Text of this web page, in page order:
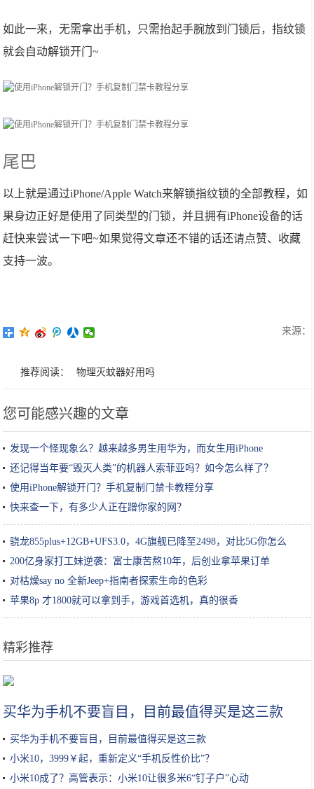
如此一来，无需拿出手机，只需抬起手腕放到门锁后，指纹锁
就会自动解锁开门~
尾巴
以上就是通过iPhone/Apple Watch来解锁指纹锁的全部教程，如
果身边正好是使用了同类型的门锁，并且拥有iPhone设备的话
赶快来尝试一下吧~如果觉得文章还不错的话还请点赞、收藏
支持一波。
来源：
推荐阅读： 物理灭蚊器好用吗
您可能感兴趣的文章
发现一个怪现象么？越来越多男生用华为，而女生用iPhone
还记得当年要“毁灭人类”的机器人索菲亚吗？如今怎么样了？
使用iPhone解锁开门？手机复制门禁卡教程分享
快来查一下，有多少人正在蹭你家的网？
骁龙855plus+12GB+UFS3.0，4G旗舰已降至2498，对比5G你怎么
选？
200亿身家打工妹逆袭：富士康苦熬10年，后创业拿苹果订单
对枯燥say no 全新Jeep+指南者探索生命的色彩
苹果8p 才1800就可以拿到手，游戏首选机，真的很香
精彩推荐
买华为手机不要盲目，目前最值得买是这三款
买华为手机不要盲目，目前最值得买是这三款
小米10，3999￥起，重新定义“手机反性价比”？
小米10成了？高管表示：小米10让很多米6“钉子户”心动